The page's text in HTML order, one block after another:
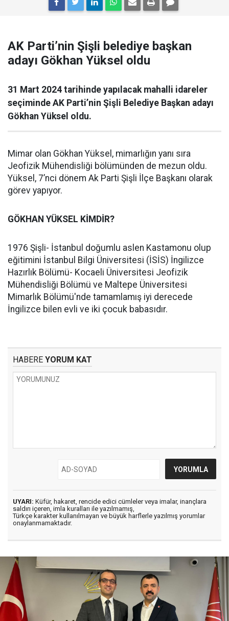
AK Parti’nin Şişli belediye başkan
adayı Gökhan Yüksel oldu
31 Mart 2024 tarihinde yapılacak mahalli idareler
seçiminde AK Parti’nin Şişli Belediye Başkan adayı
Gökhan Yüksel oldu.
Mimar olan Gökhan Yüksel, mimarlığın yanı sıra
Jeofizik Mühendisliği bölümünden de mezun oldu.
Yüksel, 7’nci dönem Ak Parti Şişli İlçe Başkanı olarak
görev yapıyor.
GÖKHAN YÜKSEL KİMDİR?
1976 Şişli- İstanbul doğumlu aslen Kastamonu olup
eğitimini İstanbul Bilgi Üniversitesi (İSİS) İngilizce
Hazırlık Bölümü- Kocaeli Üniversitesi Jeofizik
Mühendisliği Bölümü ve Maltepe Üniversitesi
Mimarlık Bölümü'nde tamamlamış iyi derecede
İngilizce bilen evli ve iki çocuk babasıdır.
HABERE YORUM KAT
UYARI: Küfür, hakaret, rencide edici cümleler veya imalar, inançlara
saldırı içeren, imla kuralları ile yazılmamış,
Türkçe karakter kullanılmayan ve büyük harflerle yazılmış yorumlar
onaylanmamaktadır.